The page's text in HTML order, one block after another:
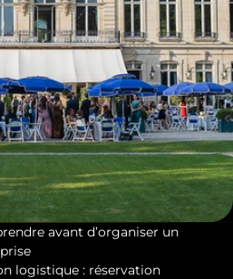
avant d’organiser un
logistique : réservation